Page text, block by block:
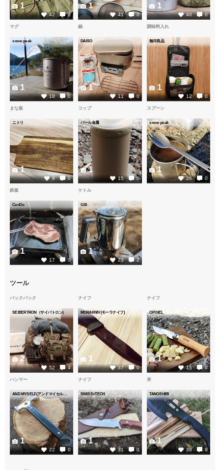
42 0
1
41 0
1
40 0
1
マグ
snow peak
18 0
1
鍋
DAISO
11 0
1
調味料入れ
無印良品
12 0
1
まな板
ニトリ
9 0
1
コップ
パール金属
15 0
1
スプーン
snow peak
26 0
1
鉄板
CanDo
17 0
1
ケトル
GSI
23 2
1
ツール
バックパック
SEIBERTRON（サイバトロン)
52 4
2
ナイフ
MORAKNIV(モーラナイフ)
37 0
1
ナイフ
OPINEL
15 0
1
ハンマー
AND MYSELF(アンドマイセルフ)
22 0
1
ナイフ
SWISS+TECH
31 0
1
斧
TANOSHIBI
39 0
1